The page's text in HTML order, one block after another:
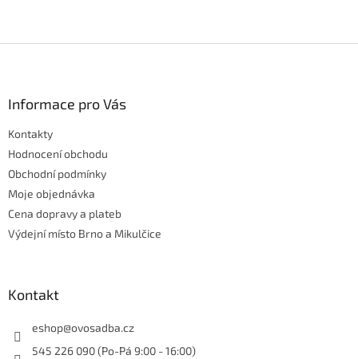
Informace pro Vás
Kontakty
Hodnocení obchodu
Obchodní podmínky
Moje objednávka
Cena dopravy a plateb
Výdejní místo Brno a Mikulčice
Kontakt
eshop@ovosadba.cz
545 226 090 (Po-Pá 9:00 - 16:00)